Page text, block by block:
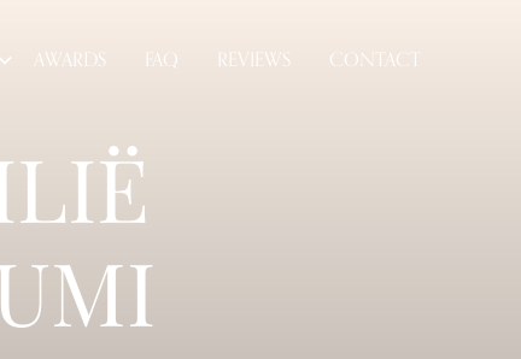
AWARDS FAQ REVIEWS CONTACT